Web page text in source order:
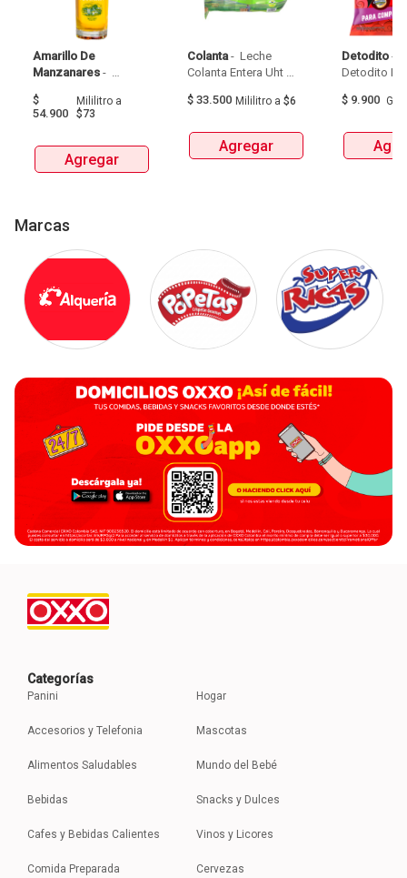
Amarillo De
Manzanares -
De Manzanares
$
54.900
Mililitroa
$73
Agregar
Colanta - Leche
Colanta Entera Uht
$ 33.500 Mililitro a $6
Agregar
Detodito -
$ 9.900
Marcas
Categorías
Panini
Accesorios y Telefonia
Alimentos Saludables
Bebidas
Cafes y Bebidas Calientes
Comida Preparada
Hogar
Mascotas
Mundo del Bebé
Snacks y Dulces
Vinos y Licores
Cervezas